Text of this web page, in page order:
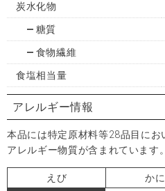
炭水化物
糖質
食物繊維
食塩相当量
アレルギー情報
本品には特定原材料等28品目にお
アレルギー物質が含まれています
えび かに